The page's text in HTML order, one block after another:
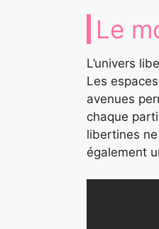
Le
L’univers
Les
avenues
chaque
libertines
également